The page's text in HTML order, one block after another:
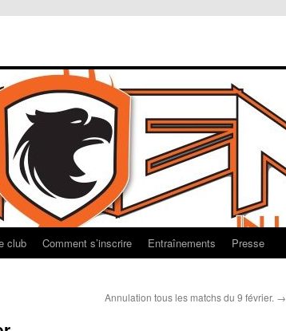
club Comment s’inscrire Entraînements Presse
Annulation tous les matchs du 9 février. →